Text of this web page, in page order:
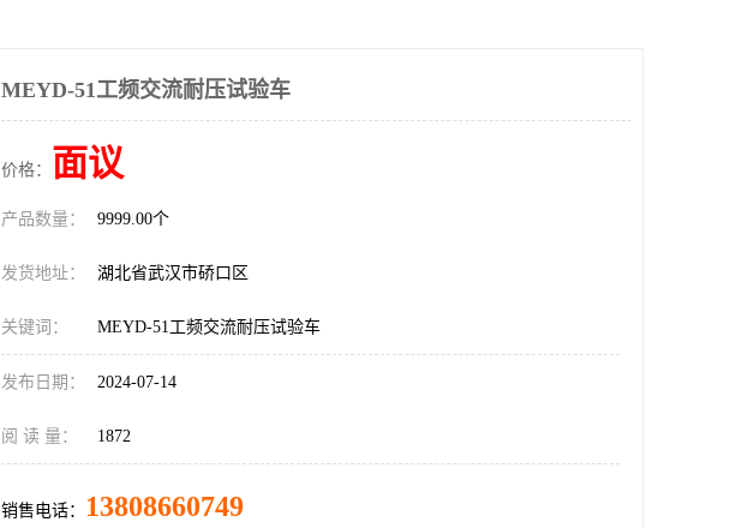
MEYD-51工频交流耐压试验车
价格： 面议
产品数量： 9999.00个
发货地址： 湖北省武汉市硚口区
关键词： MEYD-51工频交流耐压试验车
发布日期： 2024-07-14
阅 读 量： 1872
销售电话： 13808660749